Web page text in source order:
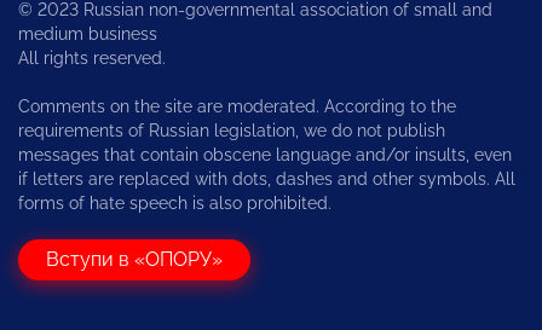
© 2023 Russian non-governmental association of small and
medium business
All rights reserved.
Comments on the site are moderated. According to the
requirements of Russian legislation, we do not publish
messages that contain obscene language and/or insults, even
if letters are replaced with dots, dashes and other symbols. All
forms of hate speech is also prohibited.
Вступи в «ОПОРУ»